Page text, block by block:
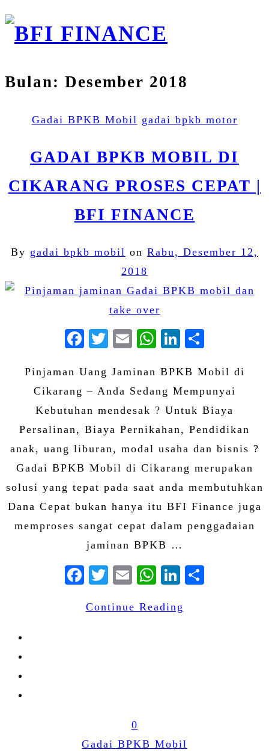
Bulan: Desember 2018
Gadai BPKB Mobil gadai bpkb motor
GADAI BPKB MOBIL DI
CIKARANG PROSES CEPAT |
BFI FINANCE
By gadai bpkb mobil on Rabu, Desember 12,
2018
Facebook
Twitter
EmailWhatsApp
LinkedIn
Pinjaman Uang Jaminan BPKB Mobil di
Cikarang – Anda Sedang Mempunyai
Kebutuhan mendesak ? Untuk Biaya
Persalinan, Biaya Pernikahan, Pendidikan
anak, uang liburan, modal usaha dan bisnis ?
Gadai BPKB Mobil di Cikarang merupakan
solusi yang tepat pada saat anda membutuhkan
Dana Cepat bukan hanya itu BFI Finance juga
memproses sangat cepat dalam penggadaian
jaminan BPKB …
Facebook
Twitter
EmailWhatsApp
LinkedIn
Continue Reading
0
Gadai BPKB Mobil